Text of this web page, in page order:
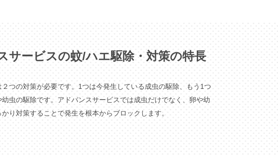
サービスの蚊/ハエ駆除・対策の特長
つの対策が必要です。1つは今発生している成虫の駆除、もう1つ
虫の駆除です。アドバンスサービスでは成虫だけでなく、卵や幼
り対策することで発生を根本からブロックします。